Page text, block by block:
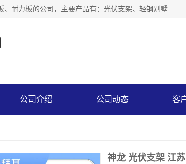
神龙拜耳科技衡水股份有限公司河北一家生产光伏支架，轻钢别墅，阳光板、耐力板的公司，主要产品有：光伏支架、轻钢别墅、阳光板、耐力板、采光板等，公司参与制定了多项标准。
公司介绍 公司动态 客
神龙 光伏支架 江